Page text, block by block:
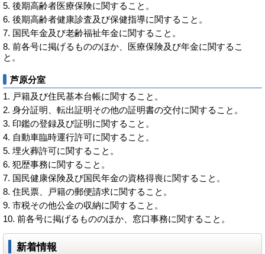
後期高齢者医療保険に関すること。
後期高齢者健康診査及び保健指導に関すること。
国民年金及び老齢福祉年金に関すること。
前各号に掲げるもののほか、医療保険及び年金に関するこ
と。
芦原分室
戸籍及び住民基本台帳に関すること。
身分証明、転出証明その他の証明書の交付に関すること。
印鑑の登録及び証明に関すること。
自動車臨時運行許可に関すること。
埋火葬許可に関すること。
犯歴事務に関すること。
国民健康保険及び国民年金の資格得喪に関すること。
住民票、戸籍の郵便請求に関すること。
市税その他公金の収納に関すること。
前各号に掲げるもののほか、窓口事務に関すること。
新着情報